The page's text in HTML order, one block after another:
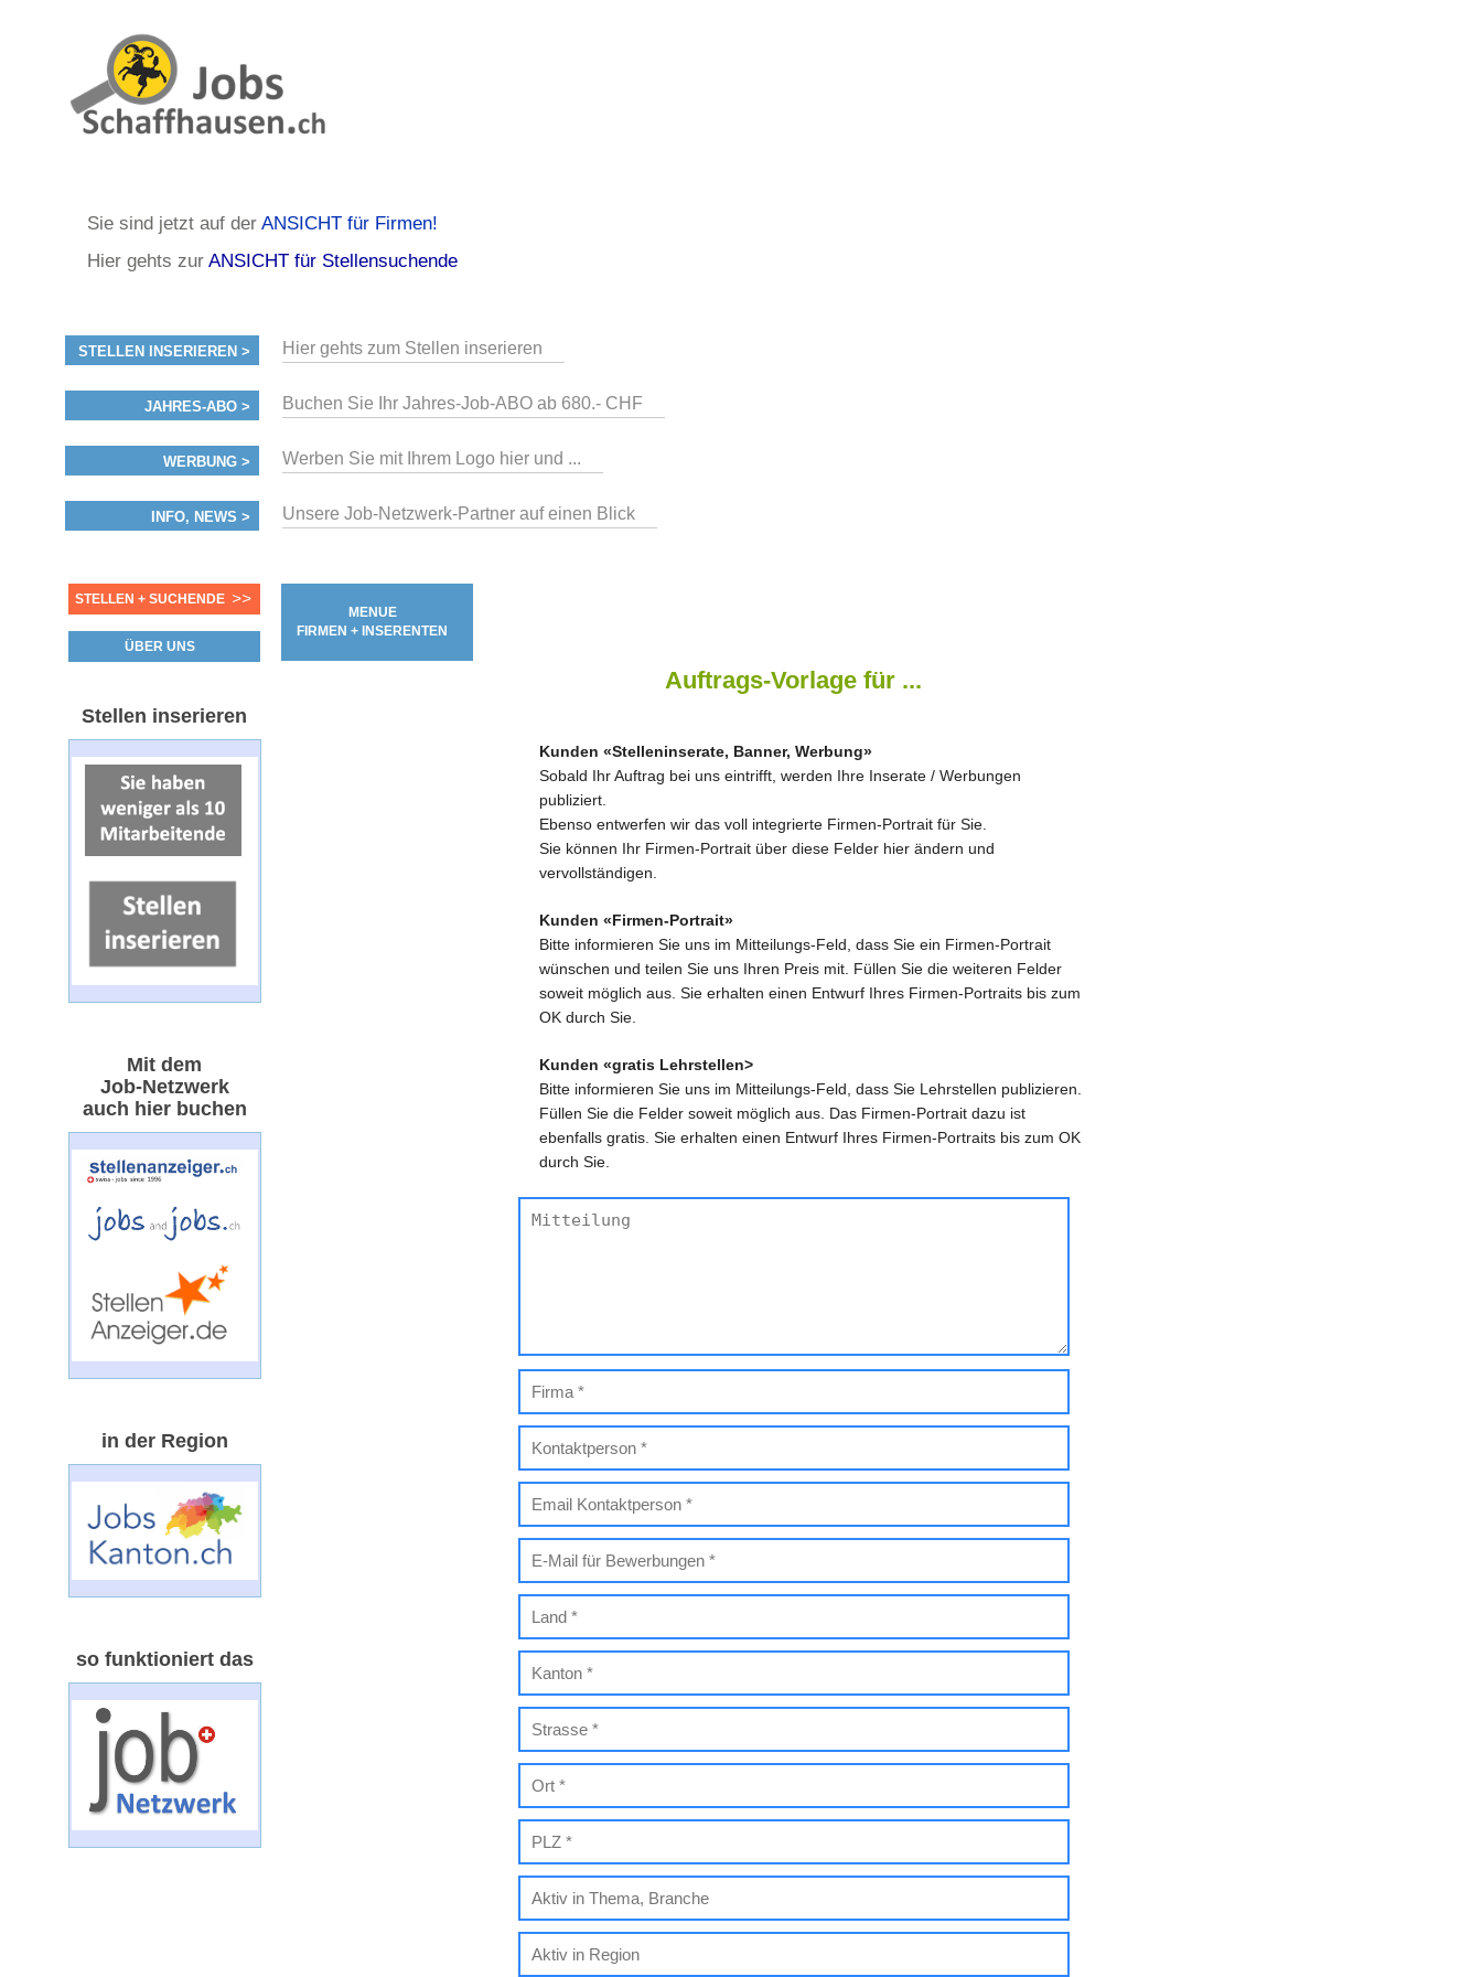
Sie sind jetzt auf der ANSICHT für Firmen!
Hier gehts zur ANSICHT für Stellensuchende
STELLEN INSERIEREN > Hier gehts zum Stellen inserieren
JAHRES-ABO > Buchen Sie Ihr Jahres-Job-ABO ab 680.- CHF
WERBUNG > Werben Sie mit Ihrem Logo hier und ...
INFO, NEWS > Unsere Job-Netzwerk-Partner auf einen Blick
STELLEN + SUCHENDE >>
ÜBER UNS
MENUE
FIRMEN + INSERENTEN
Stellen inserieren
Mit dem
Job-Netzwerk
auch hier buchen
in der Region
so funktioniert das
Auftrags-Vorlage für ...
Kunden «Stelleninserate, Banner, Werbung»
Sobald Ihr Auftrag bei uns eintrifft, werden Ihre Inserate / Werbungen
publiziert.
Ebenso entwerfen wir das voll integrierte Firmen-Portrait für Sie.
Sie können Ihr Firmen-Portrait über diese Felder hier ändern und
vervollständigen.
Kunden «Firmen-Portrait»
Bitte informieren Sie uns im Mitteilungs-Feld, dass Sie ein Firmen-Portrait
wünschen und teilen Sie uns Ihren Preis mit. Füllen Sie die weiteren Felder
soweit möglich aus. Sie erhalten einen Entwurf Ihres Firmen-Portraits bis zum
OK durch Sie.
Kunden «gratis Lehrstellen>
Bitte informieren Sie uns im Mitteilungs-Feld, dass Sie Lehrstellen publizieren.
Füllen Sie die Felder soweit möglich aus. Das Firmen-Portrait dazu ist
ebenfalls gratis. Sie erhalten einen Entwurf Ihres Firmen-Portraits bis zum OK
durch Sie.